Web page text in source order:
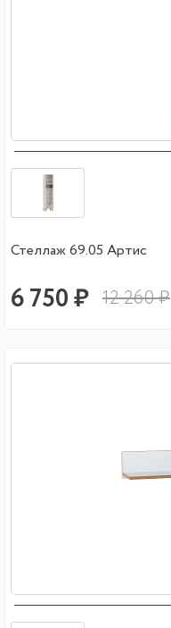
Стеллаж 69.05 Артис
6 750 ₽ 12 260 ₽